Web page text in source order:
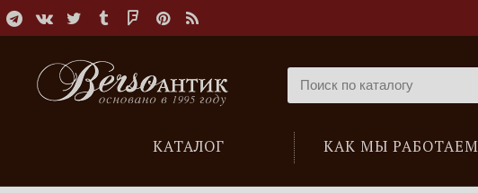
КАТАЛОГ КАК МЫ РАБОТАЕМ